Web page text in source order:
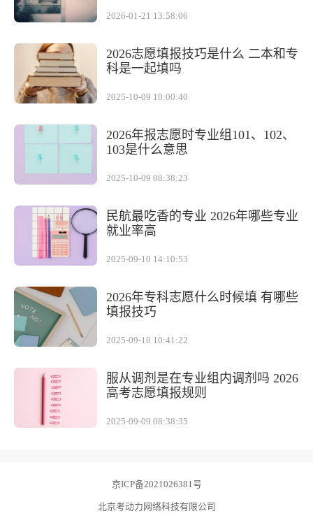
2026-01-21 13:58:06
2026志愿填报技巧是什么 二本和专
科是一起填吗
2025-10-09 10:00:40
2026年报志愿时专业组101、102、
103是什么意思
2025-10-09 08:38:23
民航最吃香的专业 2026年哪些专业
就业率高
2025-09-10 14:10:53
2026年专科志愿什么时候填 有哪些
填报技巧
2025-09-10 10:41:22
服从调剂是在专业组内调剂吗 2026
高考志愿填报规则
2025-09-09 08:38:35
京ICP备2021026381号
北京考动力网络科技有限公司